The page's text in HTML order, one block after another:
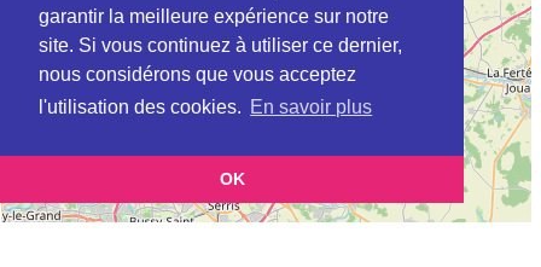
garantir la meilleure expérience sur notre
site. Si vous continuez à utiliser ce dernier,
nous considérons que vous acceptez
l'utilisation des cookies. En savoir plus
OK